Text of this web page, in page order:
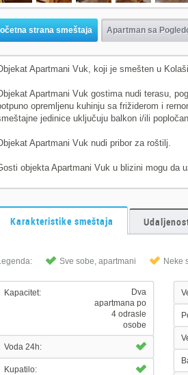
strana smeštaja Apartman sa
Apartmani Vuk, koji je smešten u
Apartmani Vuk gostima nudi terasu,
opremljenu kuhinju sa frižiderom i
jedinice uključuju balkon i/ili
Apartmani Vuk nudi pribor za roštilj.
objekta Apartmani Vuk u blizini mogu da
Karakteristike smeštaja
Sve sobe, apartmani Neke
Kapacitet:
Dva
apartmana po
4 odrasle
osobe
Voda 24h:
Kupatilo: